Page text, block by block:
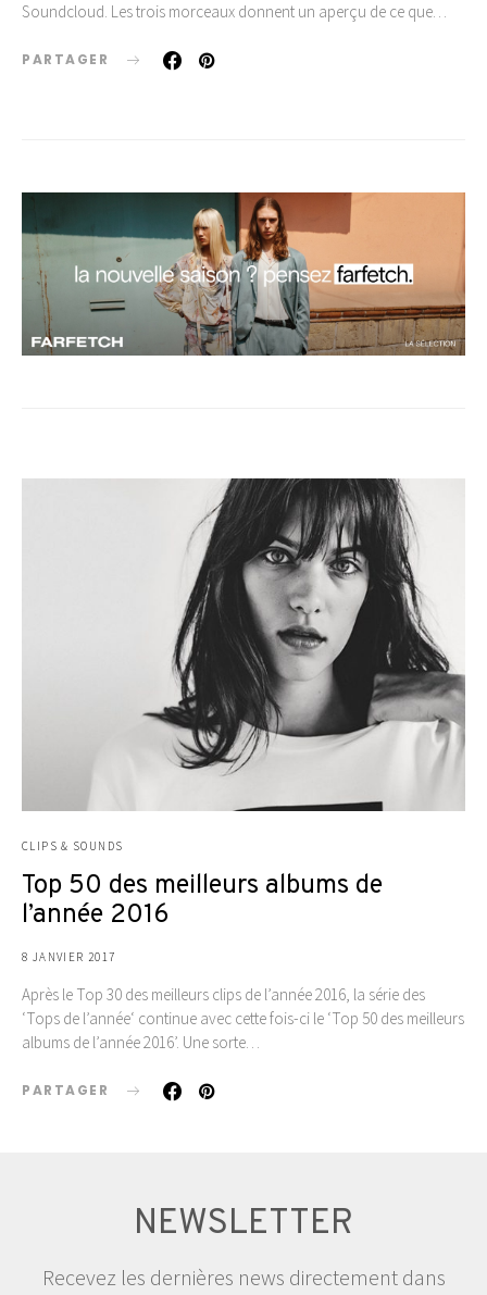
Soundcloud. Les trois morceaux donnent un aperçu de ce que…
PARTAGER
CLIPS & SOUNDS
Top 50 des meilleurs albums de
l’année 2016
8 JANVIER 2017
Après le Top 30 des meilleurs clips de l’année 2016, la série des
‘Tops de l’année‘ continue avec cette fois-ci le ‘Top 50 des meilleurs
albums de l’année 2016’. Une sorte…
PARTAGER
NEWSLETTER
Recevez les dernières news directement dans